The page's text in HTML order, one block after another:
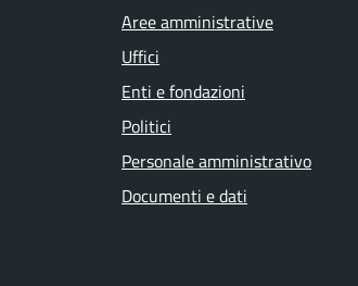
Aree amministrative
Uffici
Enti e fondazioni
Politici
Personale amministrativo
Documenti e dati